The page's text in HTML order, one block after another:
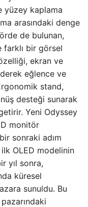
yüzey kaplama
arasındaki denge
de bulunan,
farklı bir görsel
ekran ve
eğlence ve
stand,
desteği sunarak
Yeni Odyssey
monitör
sonraki adım
OLED modelinin
yıl sonra,
küresel
sunuldu. Bu